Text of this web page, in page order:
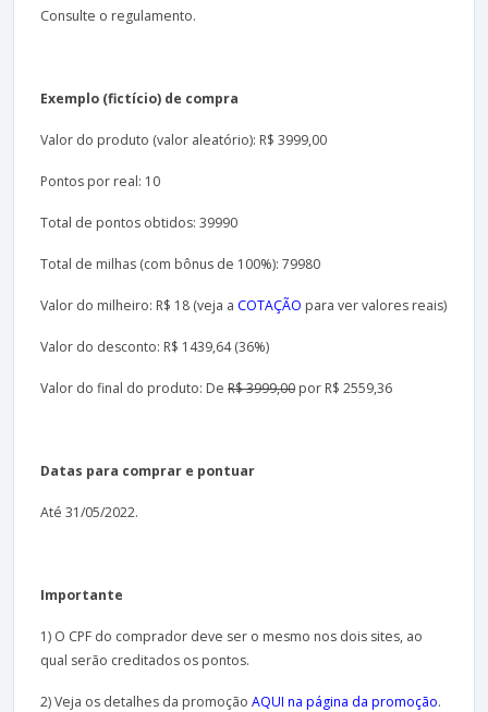
Consulte o regulamento.
Exemplo (fictício) de compra
Valor do produto (valor aleatório): R$ 3999,00
Pontos por real: 10
Total de pontos obtidos: 39990
Total de milhas (com bônus de 100%): 79980
Valor do milheiro: R$ 18 (veja a COTAÇÃO para ver valores reais)
Valor do desconto: R$ 1439,64 (36%)
Valor do final do produto: De R$ 3999,00 por R$ 2559,36
Datas para comprar e pontuar
Até 31/05/2022.
Importante
1) O CPF do comprador deve ser o mesmo nos dois sites, ao
qual serão creditados os pontos.
2) Veja os detalhes da promoção AQUI na página da promoção.